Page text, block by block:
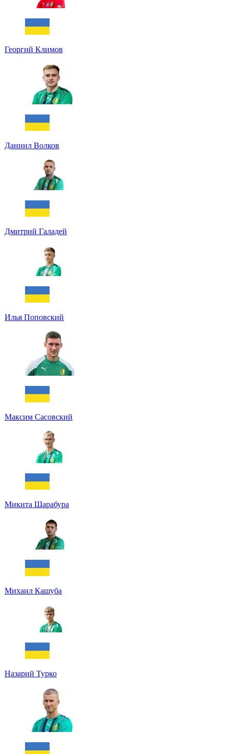
Георгий Климов
Даниил Волков
Дмитрий Галадей
Илья Поповский
Максим Сасовский
Микита Шарабура
Михаил Кашуба
Назарий Турко